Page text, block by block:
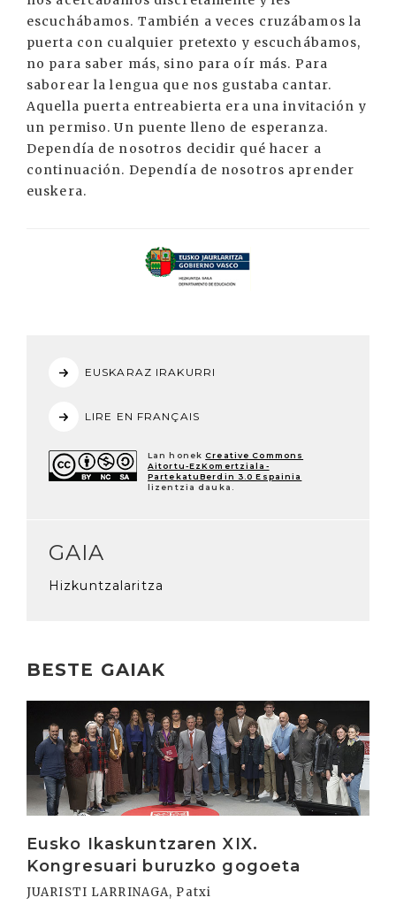
escuchábamos. También a veces cruzábamos la
puerta con cualquier pretexto y escuchábamos,
no para saber más, sino para oír más. Para
saborear la lengua que nos gustaba cantar.
Aquella puerta entreabierta era una invitación y
un permiso. Un puente lleno de esperanza.
Dependía de nosotros decidir qué hacer a
continuación. Dependía de nosotros aprender
euskera.
EUSKARAZ IRAKURRI
LIRE EN FRANÇAIS
Lan honek Creative Commons
Aitortu-EzKomertziala-
PartekatuBerdin 3.0 Espainia
lizentzia dauka.
GAIA
Hizkuntzalaritza
BESTE GAIAK
Eusko Ikaskuntzaren XIX.
Kongresuari buruzko gogoeta
JUARISTI LARRINAGA, Patxi